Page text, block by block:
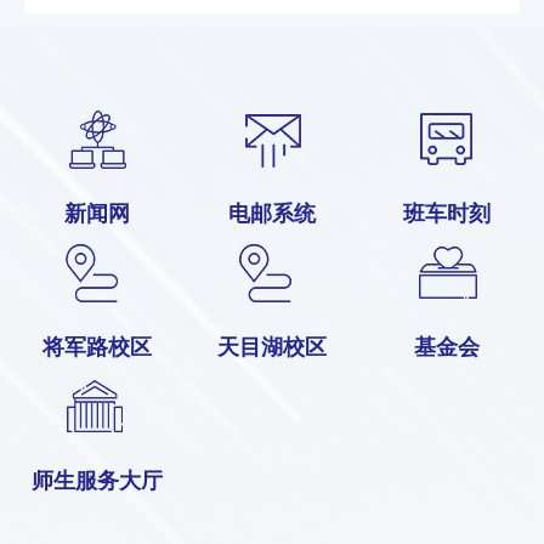
新闻网 电邮系统 班车时刻
将军路校区 天目湖校区 基金会
师生服务大厅